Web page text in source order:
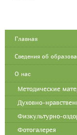
Главная
Сведения об
О нас
Методические
Духовно-
Физкультурно-
Фотогалерея